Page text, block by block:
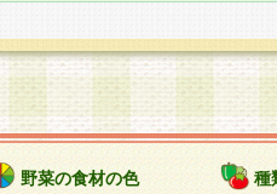
のとします。
希望者による会員登録手続
の承認が完了した時点で会
員に対して適用されるもの
野菜の食材の色 種